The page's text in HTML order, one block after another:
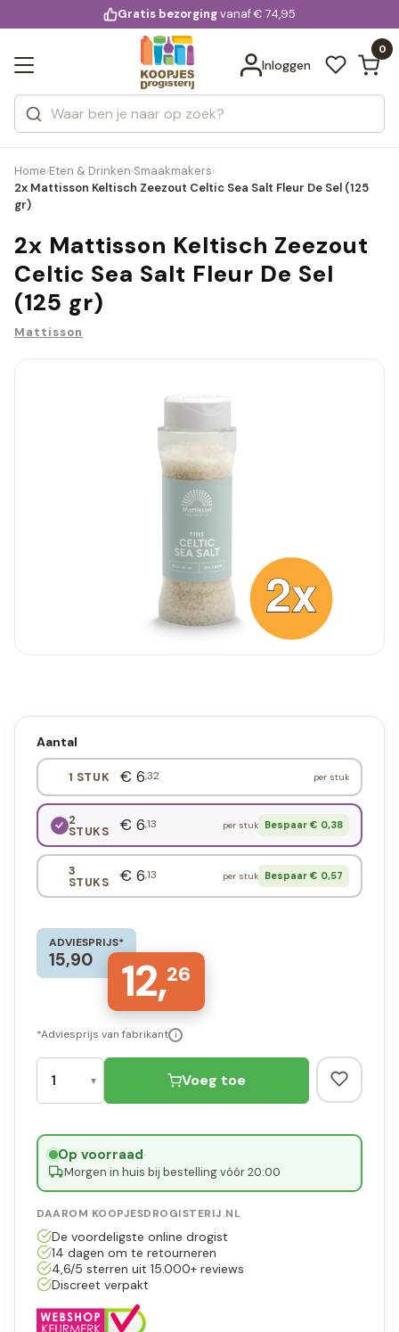
voor 20:00 uur besteld
Gratis bezorgingvanaf € 74,95
Inloggen
0
Zoeken
Categorieën
Merken
Bekijk alle resultaten
Home›Eten & Drinken›Smaakmakers›
2x Mattisson Keltisch Zeezout Celtic Sea Salt Fleur De Sel (125
gr)
2x Mattisson Keltisch Zeezout
Celtic Sea Salt Fleur De Sel
(125 gr)
Mattisson
Aantal
1 STUK € 6,32 per stuk
2
STUKS € 6,13 per stuk Bespaar € 0,38
3
STUKS € 6,13 per stuk Bespaar € 0,57
ADVIESPRIJS*
15,90 12,26
*Adviesprijs van fabrikant i
Voeg toe
Op voorraad·
Morgen in huis bij bestelling vóór 20:00
DAAROM KOOPJESDROGISTERIJ.NL
De voordeligste online drogist
14 dagen om te retourneren
4,6/5 sterren uit 15.000+ reviews
Discreet verpakt